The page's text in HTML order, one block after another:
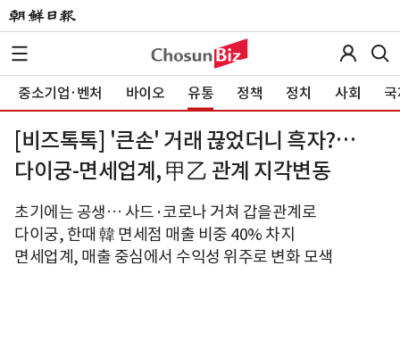
중소기업·벤처 바이오 유통 정책 정치 사회
[비즈톡톡] '큰손' 거래 끊었더니 흑자?…
다이궁-면세업계, 甲乙 관계 지각변동
초기에는 공생… 사드·코로나 거쳐 갑을관계로
다이궁, 한때 韓 면세점 매출 비중 40% 차지
면세업계, 매출 중심에서 수익성 위주로 변화 모색